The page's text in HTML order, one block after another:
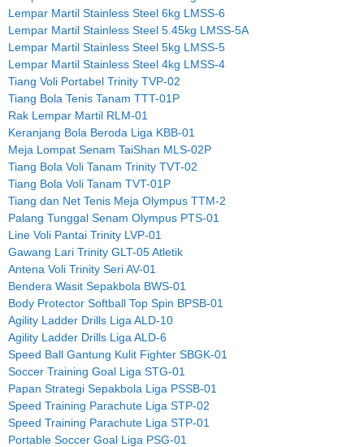
Lempar Martil Stainless Steel 6kg LMSS-6
Lempar Martil Stainless Steel 5.45kg LMSS-5A
Lempar Martil Stainless Steel 5kg LMSS-5
Lempar Martil Stainless Steel 4kg LMSS-4
Tiang Voli Portabel Trinity TVP-02
Tiang Bola Tenis Tanam TTT-01P
Rak Lempar Martil RLM-01
Keranjang Bola Beroda Liga KBB-01
Meja Lompat Senam TaiShan MLS-02P
Tiang Bola Voli Tanam Trinity TVT-02
Tiang Bola Voli Tanam TVT-01P
Tiang dan Net Tenis Meja Olympus TTM-2
Palang Tunggal Senam Olympus PTS-01
Line Voli Pantai Trinity LVP-01
Gawang Lari Trinity GLT-05 Atletik
Antena Voli Trinity Seri AV-01
Bendera Wasit Sepakbola BWS-01
Body Protector Softball Top Spin BPSB-01
Agility Ladder Drills Liga ALD-10
Agility Ladder Drills Liga ALD-6
Speed Ball Gantung Kulit Fighter SBGK-01
Soccer Training Goal Liga STG-01
Papan Strategi Sepakbola Liga PSSB-01
Speed Training Parachute Liga STP-02
Speed Training Parachute Liga STP-01
Portable Soccer Goal Liga PSG-01